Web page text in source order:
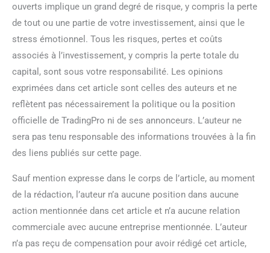
ouverts implique un grand degré de risque, y compris la perte
de tout ou une partie de votre investissement, ainsi que le
stress émotionnel. Tous les risques, pertes et coûts
associés à l’investissement, y compris la perte totale du
capital, sont sous votre responsabilité. Les opinions
exprimées dans cet article sont celles des auteurs et ne
reflètent pas nécessairement la politique ou la position
officielle de TradingPro ni de ses annonceurs. L’auteur ne
sera pas tenu responsable des informations trouvées à la fin
des liens publiés sur cette page.
Sauf mention expresse dans le corps de l’article, au moment
de la rédaction, l’auteur n’a aucune position dans aucune
action mentionnée dans cet article et n’a aucune relation
commerciale avec aucune entreprise mentionnée. L’auteur
n’a pas reçu de compensation pour avoir rédigé cet article,